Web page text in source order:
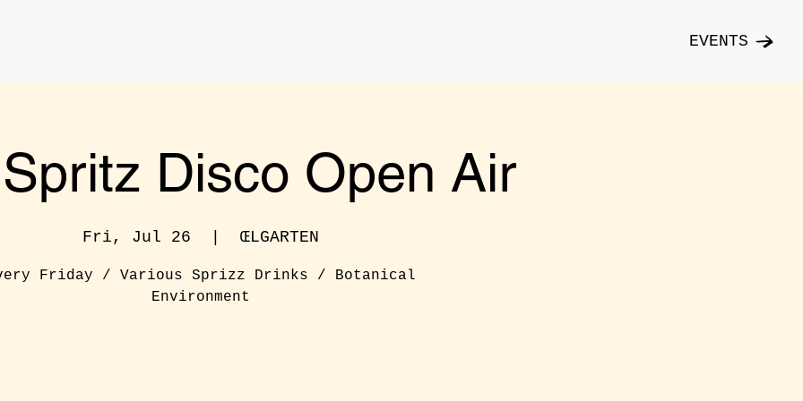
EVENTS
Disco Open Air
Fri, Jul 26 ŒLGARTEN
Friday / Various Sprizz Drinks / Botanical
Environment